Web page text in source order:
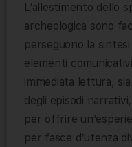
L’allestimento dello
archeologica sono
perseguono la
elementi
immediata lettura,
degli episodi
per offrire
per fasce d’utenza